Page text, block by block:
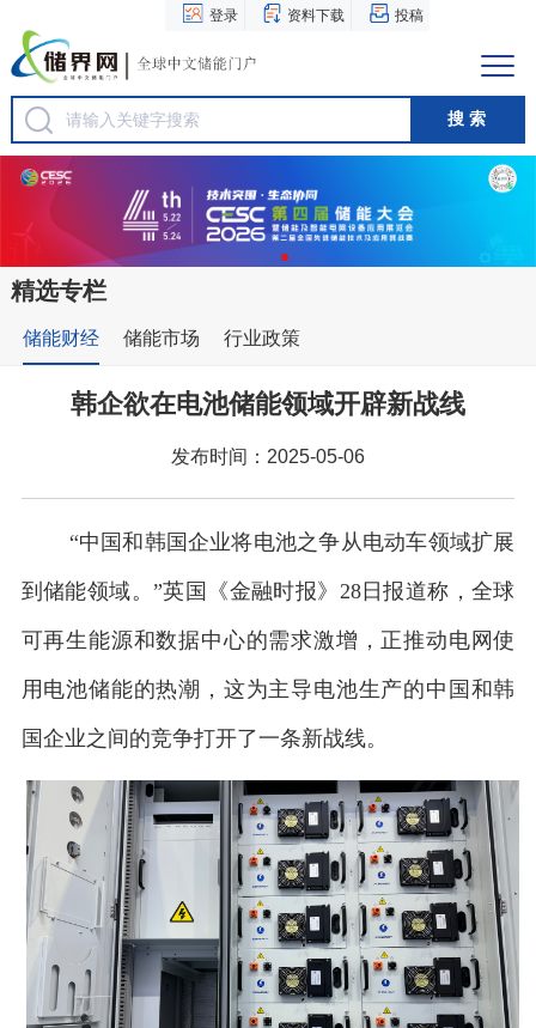
登录 资料下载 投稿
精选专栏
储能财经 储能市场 行业政策
韩企欲在电池储能领域开辟新战线
发布时间：2025-05-06
“中国和韩国企业将电池之争从电动车领域扩展
到储能领域。”英国《金融时报》28日报道称，全球
可再生能源和数据中心的需求激增，正推动电网使
用电池储能的热潮，这为主导电池生产的中国和韩
国企业之间的竞争打开了一条新战线。